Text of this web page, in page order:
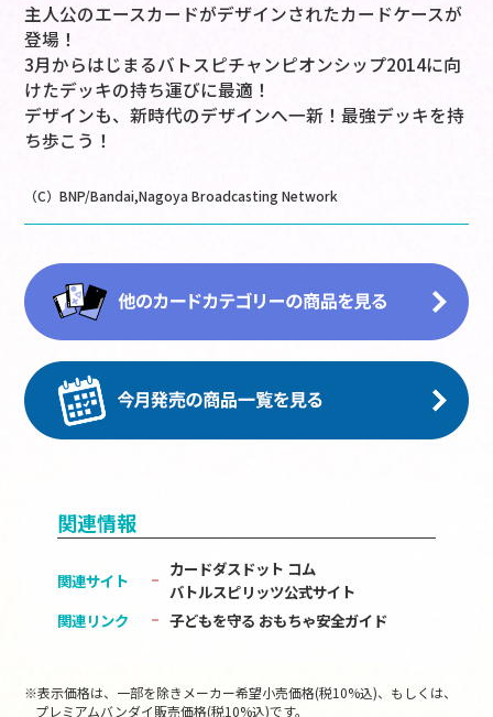
主人公のエースカードがデザインされたカードケースが
登場！
3月からはじまるバトスピチャンピオンシップ2014に向
けたデッキの持ち運びに最適！
デザインも、新時代のデザインへ一新！最強デッキを持
ち歩こう！
（C）BNP/Bandai,Nagoya Broadcasting Network
関連情報
関連サイト
カードダスドット コム
バトルスピリッツ公式サイト
関連リンク
子どもを守る おもちゃ安全ガイド
※表示価格は、一部を除きメーカー希望小売価格(税10%込)、もしくは、
プレミアムバンダイ販売価格(税10%込)です。